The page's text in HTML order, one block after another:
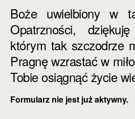
Boże uwielbiony w
Opatrzności,
którym tak szczodrze
Pragnę wzrastać w
Tobie osiągnąćżycie
Formularz nie jest już aktywny.